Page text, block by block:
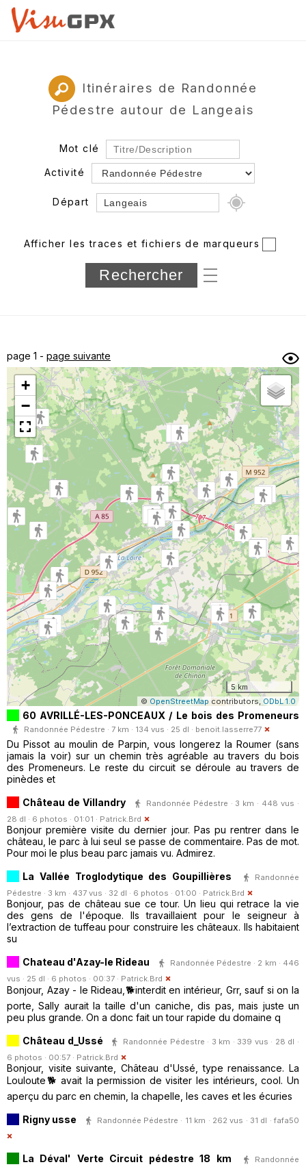
Itinéraires de Randonnée
Pédestre autour de Langeais
Mot clé
Activité
Départ
Département
Longueur min/max
sous-dossiers
Trier par
Horodatage Photos
Afficher les traces et fichiers de marqueurs
page 1 - page suivante
+
−
5 km
© OpenStreetMap contributors, ODbL 1.0
60 AVRILLÉ-LES-PONCEAUX / Le bois des Promeneurs
Randonnée Pédestre · 7 km · 134 vus · 25 dl · benoit.lasserre77
Du Pissot au moulin de Parpin, vous longerez la Roumer (sans
jamais la voir) sur un chemin très agréable au travers du bois
des Promeneurs. Le reste du circuit se déroule au travers de
pinèdes et
Château de Villandry
Randonnée Pédestre · 3 km · 448 vus ·
28 dl · 6 photos · 01:01 · Patrick.Brd
Bonjour première visite du dernier jour. Pas pu rentrer dans le
château, le parc à lui seul se passe de commentaire. Pas de mot.
Pour moi le plus beau parc jamais vu. Admirez.
La Vallée Troglodytique des Goupillières
Randonnée
Pédestre · 3 km · 437 vus · 32 dl · 6 photos · 01:00 · Patrick.Brd
Bonjour, pas de château sue ce tour. Un lieu qui retrace la vie
des gens de l'époque. Ils travaillaient pour le seigneur à
l’extraction de tuffeau pour construire les châteaux. Ils habitaient
su
Chateau d'Azay-le Rideau
Randonnée Pédestre · 2 km · 446
vus · 25 dl · 6 photos · 00:37 · Patrick.Brd
Bonjour, Azay - le Rideau,🐕interdit en intérieur, Grr, sauf si on la
porte, Sally aurait la taille d'un caniche, dis pas, mais juste un
peu plus grande. On a donc fait un tour rapide du domaine q
Château d_Ussé
Randonnée Pédestre · 3 km · 339 vus · 28 dl ·
6 photos · 00:57 · Patrick.Brd
Bonjour, visite suivante, Château d'Ussé, type renaissance. La
Louloute🐕 avait la permission de visiter les intérieurs, cool. Un
aperçu du parc en chemin, la chapelle, les caves et les écuries
Rigny usse
Randonnée Pédestre · 11 km · 262 vus · 31 dl ·fafa50
La Déval' Verte Circuit pédestre 18 km
Randonnée